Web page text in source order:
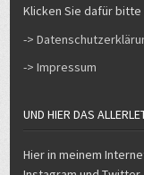
Klicken Sie dafür
->
-> Impressum
UND HIER DAS
Hier in meinem